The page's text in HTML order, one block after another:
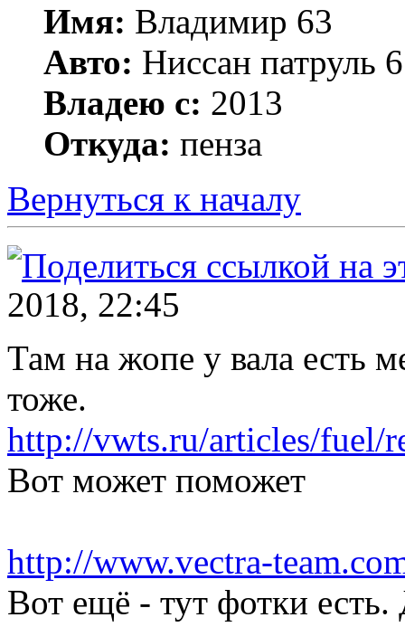
Имя: Владимир 63
Авто: Ниссан патруль
Владею с: 2013
Откуда: пенза
Вернуться к началу
2018, 22:45
Там на жопе у вала есть
тоже.
http://vwts.ru/articles/fuel/
Вот может поможет
http://www.vectra-
Вот ещё - тут фотки